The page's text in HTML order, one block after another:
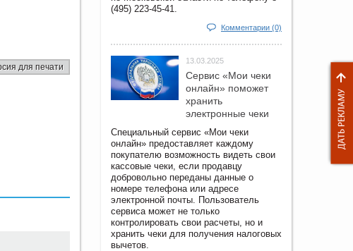
для печати
(495) 223-45-41.
Комментарии (0)
13.03.2025
Сервис «Мои чеки
онлайн» поможет
хранить
электронные чеки
Специальный сервис «Мои чеки
онлайн» предоставляет каждому
покупателю возможность видеть свои
кассовые чеки, если продавцу
добровольно переданы данные о
номере телефона или адресе
электронной почты. Пользователь
сервиса может не только
контролировать свои расчеты, но и
хранить чеки для получения налоговых
вычетов.